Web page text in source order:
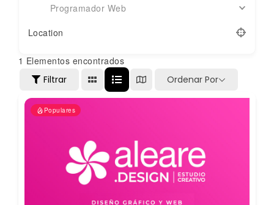
Programador Web
Location
1 Elementos encontrados
Filtrar
Ordenar Por
Populares